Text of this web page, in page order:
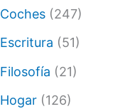
Coches (247)
Escritura (51)
Filosofía (21)
Hogar (126)